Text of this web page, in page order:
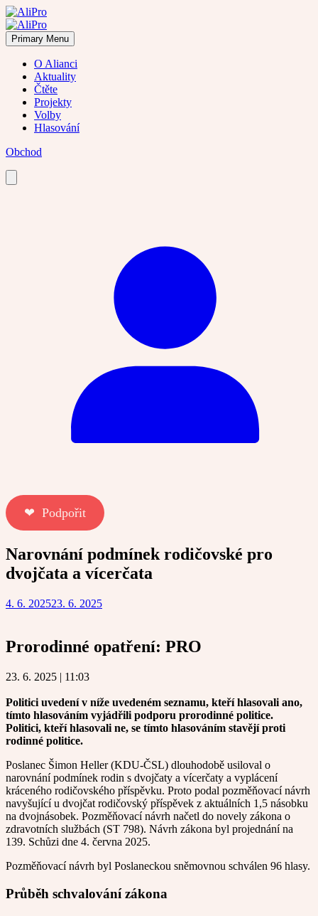
Skip
to
content
Primary Menu
O Alianci
Aktuality
Čtěte
Projekty
Volby
Hlasování
Obchod
❤︎ Podpořit
Narovnání podmínek rodičovské pro
dvojčata a vícerčata
4. 6. 202523. 6. 2025
Prorodinné opatření: PRO
23. 6. 2025 | 11:03
Politici uvedení v níže uvedeném seznamu, kteří hlasovali ano,
tímto hlasováním vyjádřili podporu prorodinné politice.
Politici, kteří hlasovali ne, se tímto hlasováním stavějí proti
rodinné politice.
Poslanec Šimon Heller (KDU-ČSL) dlouhodobě usiloval o
narovnání podmínek rodin s dvojčaty a vícerčaty a vyplácení
kráceného rodičovského příspěvku. Proto podal pozměňovací návrh
navyšující u dvojčat rodičovský příspěvek z aktuálních 1,5 násobku
na dvojnásobek. Pozměňovací návrh načetl do novely zákona o
zdravotních službách (ST 798). Návrh zákona byl projednání na
139. Schůzi dne 4. června 2025.
Pozměňovací návrh byl Poslaneckou sněmovnou schválen 96 hlasy.
Průběh schvalování zákona